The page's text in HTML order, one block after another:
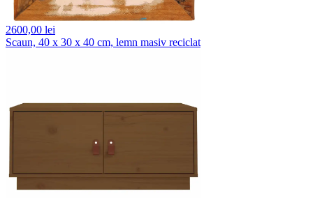
2600,00 lei
Scaun, 40 x 30 x 40 cm, lemn masiv reciclat